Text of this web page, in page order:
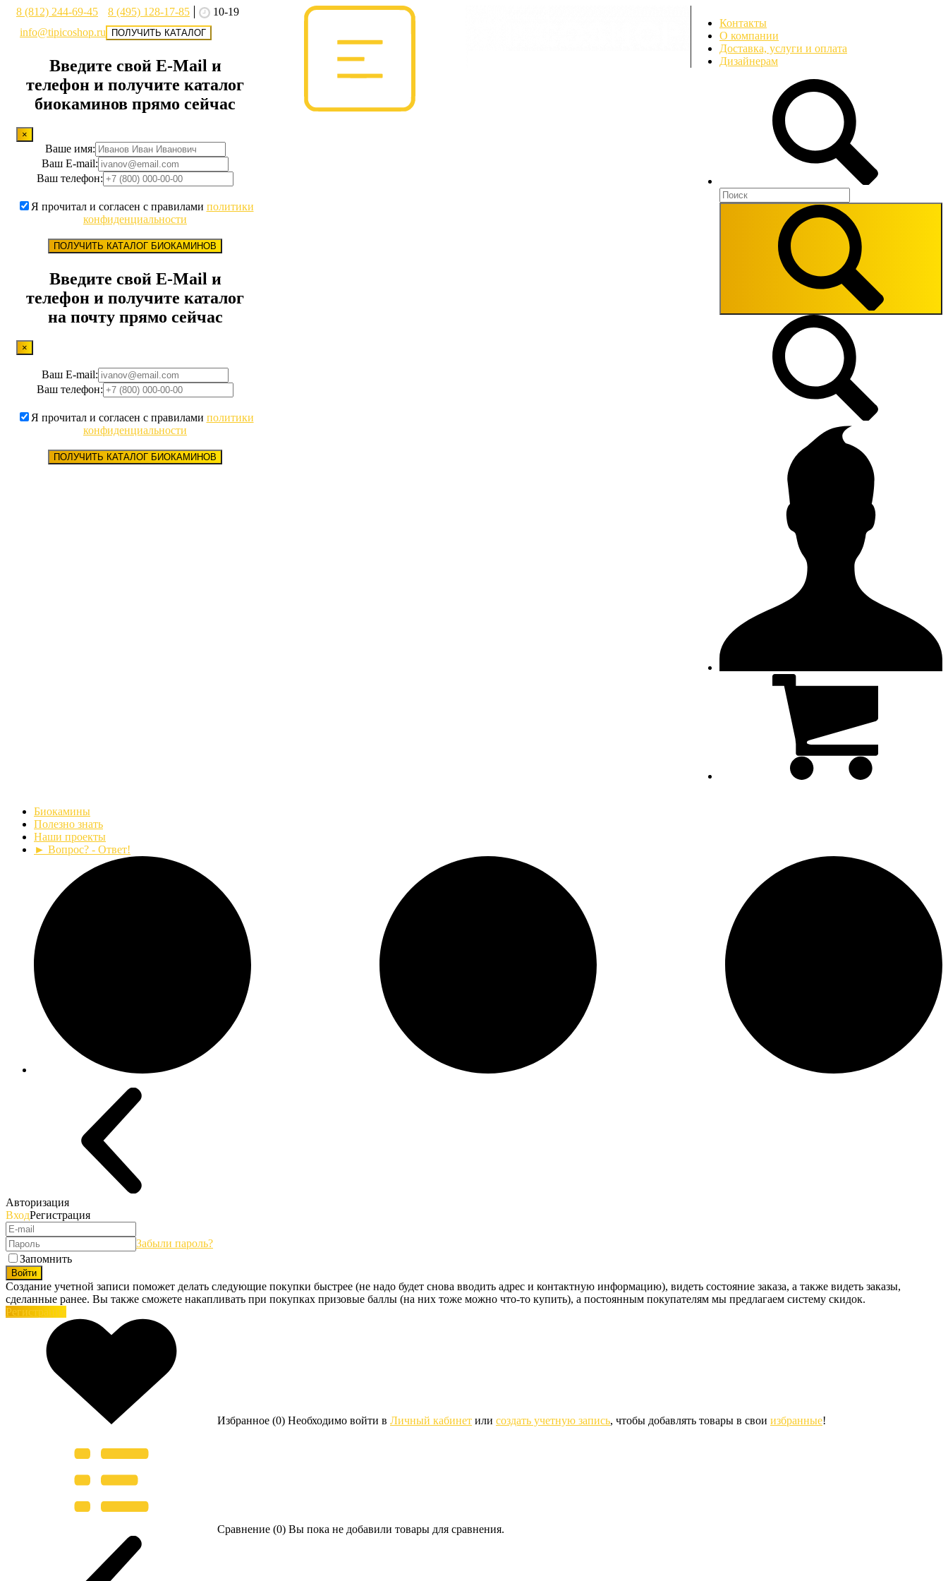
8 (812) 244-69-45 8 (495) 128-17-85
10-19
info@tipicoshop.ru
ПОЛУЧИТЬ КАТАЛОГ
Введите свой E-Mail и
телефон и получите каталог
биокаминов прямо сейчас
×
Ваше имя:
Ваш E-mail:
Ваш телефон:
Я прочитал и согласен с правилами политики
конфиденциальности
ПОЛУЧИТЬ КАТАЛОГ БИОКАМИНОВ
Введите свой E-Mail и
телефон и получите каталог
на почту прямо сейчас
×
Ваш E-mail:
Ваш телефон:
Я прочитал и согласен с правилами политики
конфиденциальности
ПОЛУЧИТЬ КАТАЛОГ БИОКАМИНОВ
Контакты
О компании
Доставка, услуги и оплата
Дизайнерам
Биокамины
Полезно знать
Наши проекты
► Вопрос? - Ответ!
Авторизация
ВходРегистрация
Забыли пароль?
Запомнить
Войти
Создание учетной записи поможет делать следующие покупки быстрее (не надо будет снова вводить адрес и контактную информацию), видеть состояние заказа, а также видеть заказы,
сделанные ранее. Вы также сможете накапливать при покупках призовые баллы (на них тоже можно что-то купить), а постоянным покупателям мы предлагаем систему скидок.
Регистрация
Избранное (0) Необходимо войти в Личный кабинет или создать учетную запись, чтобы добавлять товары в свои избранные!
Сравнение (0) Вы пока не добавили товары для сравнения.